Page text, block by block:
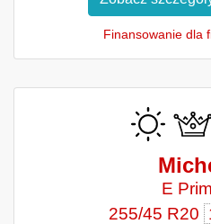
Finansowanie dla
E
255/45 R20